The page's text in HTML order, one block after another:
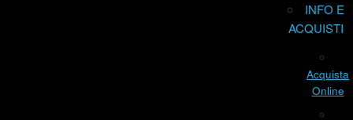
INFO E
ACQUISTI
Acquista
Online